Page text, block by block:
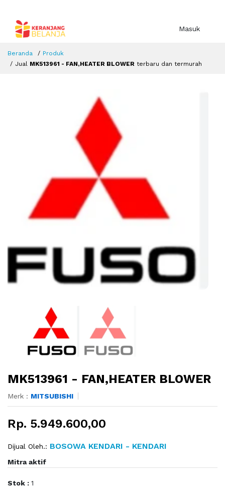
Masuk
Beranda
Produk
Jual MK513961 - FAN,HEATER BLOWER terbaru dan termurah
MK513961 - FAN,HEATER BLOWER
Merk : MITSUBISHI
Rp. 5.949.600,00
Dijual Oleh.: BOSOWA KENDARI - KENDARI
Mitra aktif
Stok : 1